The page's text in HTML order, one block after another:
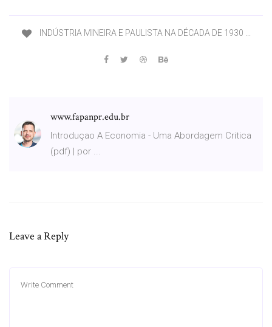
INDÚSTRIA MINEIRA E PAULISTA NA DÉCADA DE 1930 ...
www.fapanpr.edu.br
Introduçao A Economia - Uma Abordagem Critica
(pdf) | por ...
Leave a Reply